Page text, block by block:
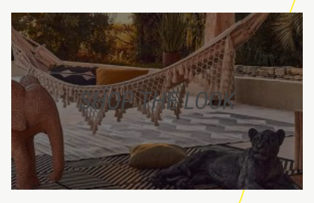
SHOP THE LOOK